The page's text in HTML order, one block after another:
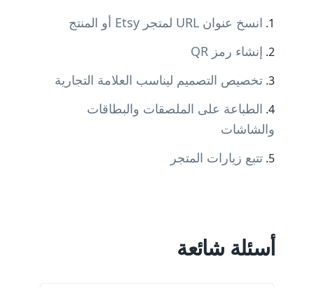
انسخ عنوان URL لمتجر Etsy أو المنتج
إنشاء رمز QR
تخصيص التصميم ليناسب العلامة التجارية
الطباعة على الملصقات والبطاقات
والشاشات
تتبع زيارات المتجر
أسئلة شائعة